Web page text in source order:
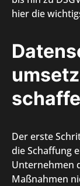
hier die
Der erste
die Schaffung
Unternehmen
Maßnahmen